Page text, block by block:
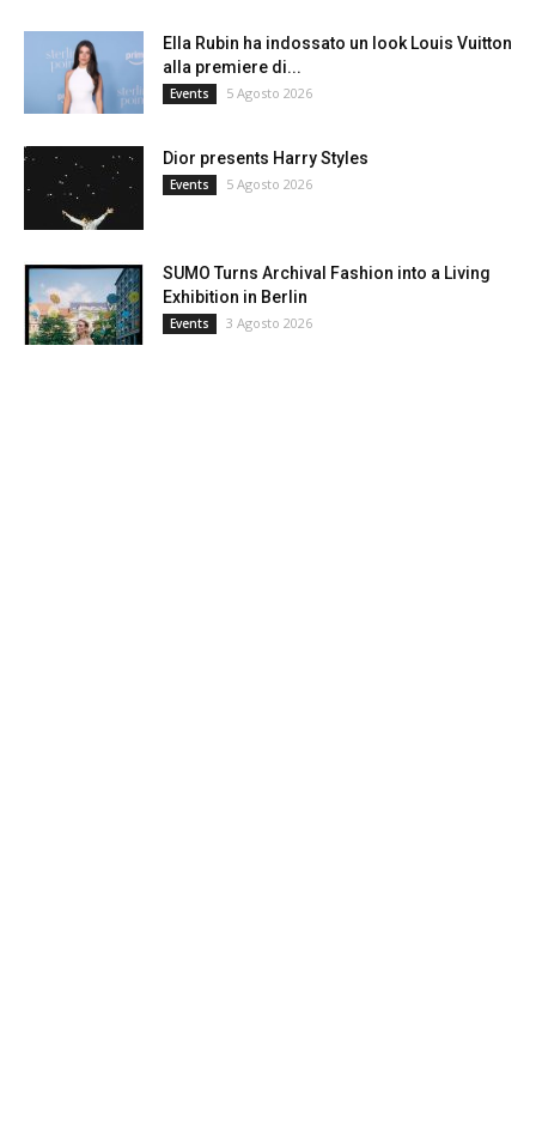
Ella Rubin ha indossato un look Louis Vuitton
alla premiere di...
Events 5 Agosto 2026
Dior presents Harry Styles
Events 5 Agosto 2026
SUMO Turns Archival Fashion into a Living
Exhibition in Berlin
Events 3 Agosto 2026